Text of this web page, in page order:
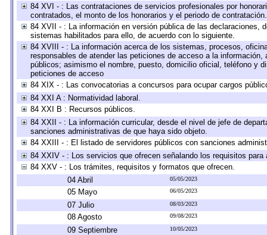
84 XVI - : Las contrataciones de servicios profesionales por
contratados, el monto de los honorarios y el periodo de contratación.
84 XVII - : La información en versión pública de las
sistemas habilitados para ello, de acuerdo con lo siguiente.
84 XVIII - : La información acerca de los sistemas, procesos,
responsables de atender las peticiones de acceso a la
públicos; asimismo el nombre, puesto, domicilio oficial, teléfono y
peticiones de acceso
84 XIX - : Las convocatorias a concursos para ocupar cargos
84 XXI A : Normatividad laboral.
84 XXI B : Recursos públicos.
84 XXII - : La información curricular, desde el nivel de jefe de
sanciones administrativas de que haya sido objeto.
84 XXIII - : El listado de servidores públicos con sanciones
84 XXIV - : Los servicios que ofrecen señalando los requisitos para
84 XXV - : Los trámites, requisitos y formatos que ofrecen.
04 Abril
05/05/2023
05 Mayo 06/05/2023
07 Julio 08/03/2023
08 Agosto 09/08/2023
09 Septiembre 10/05/2023